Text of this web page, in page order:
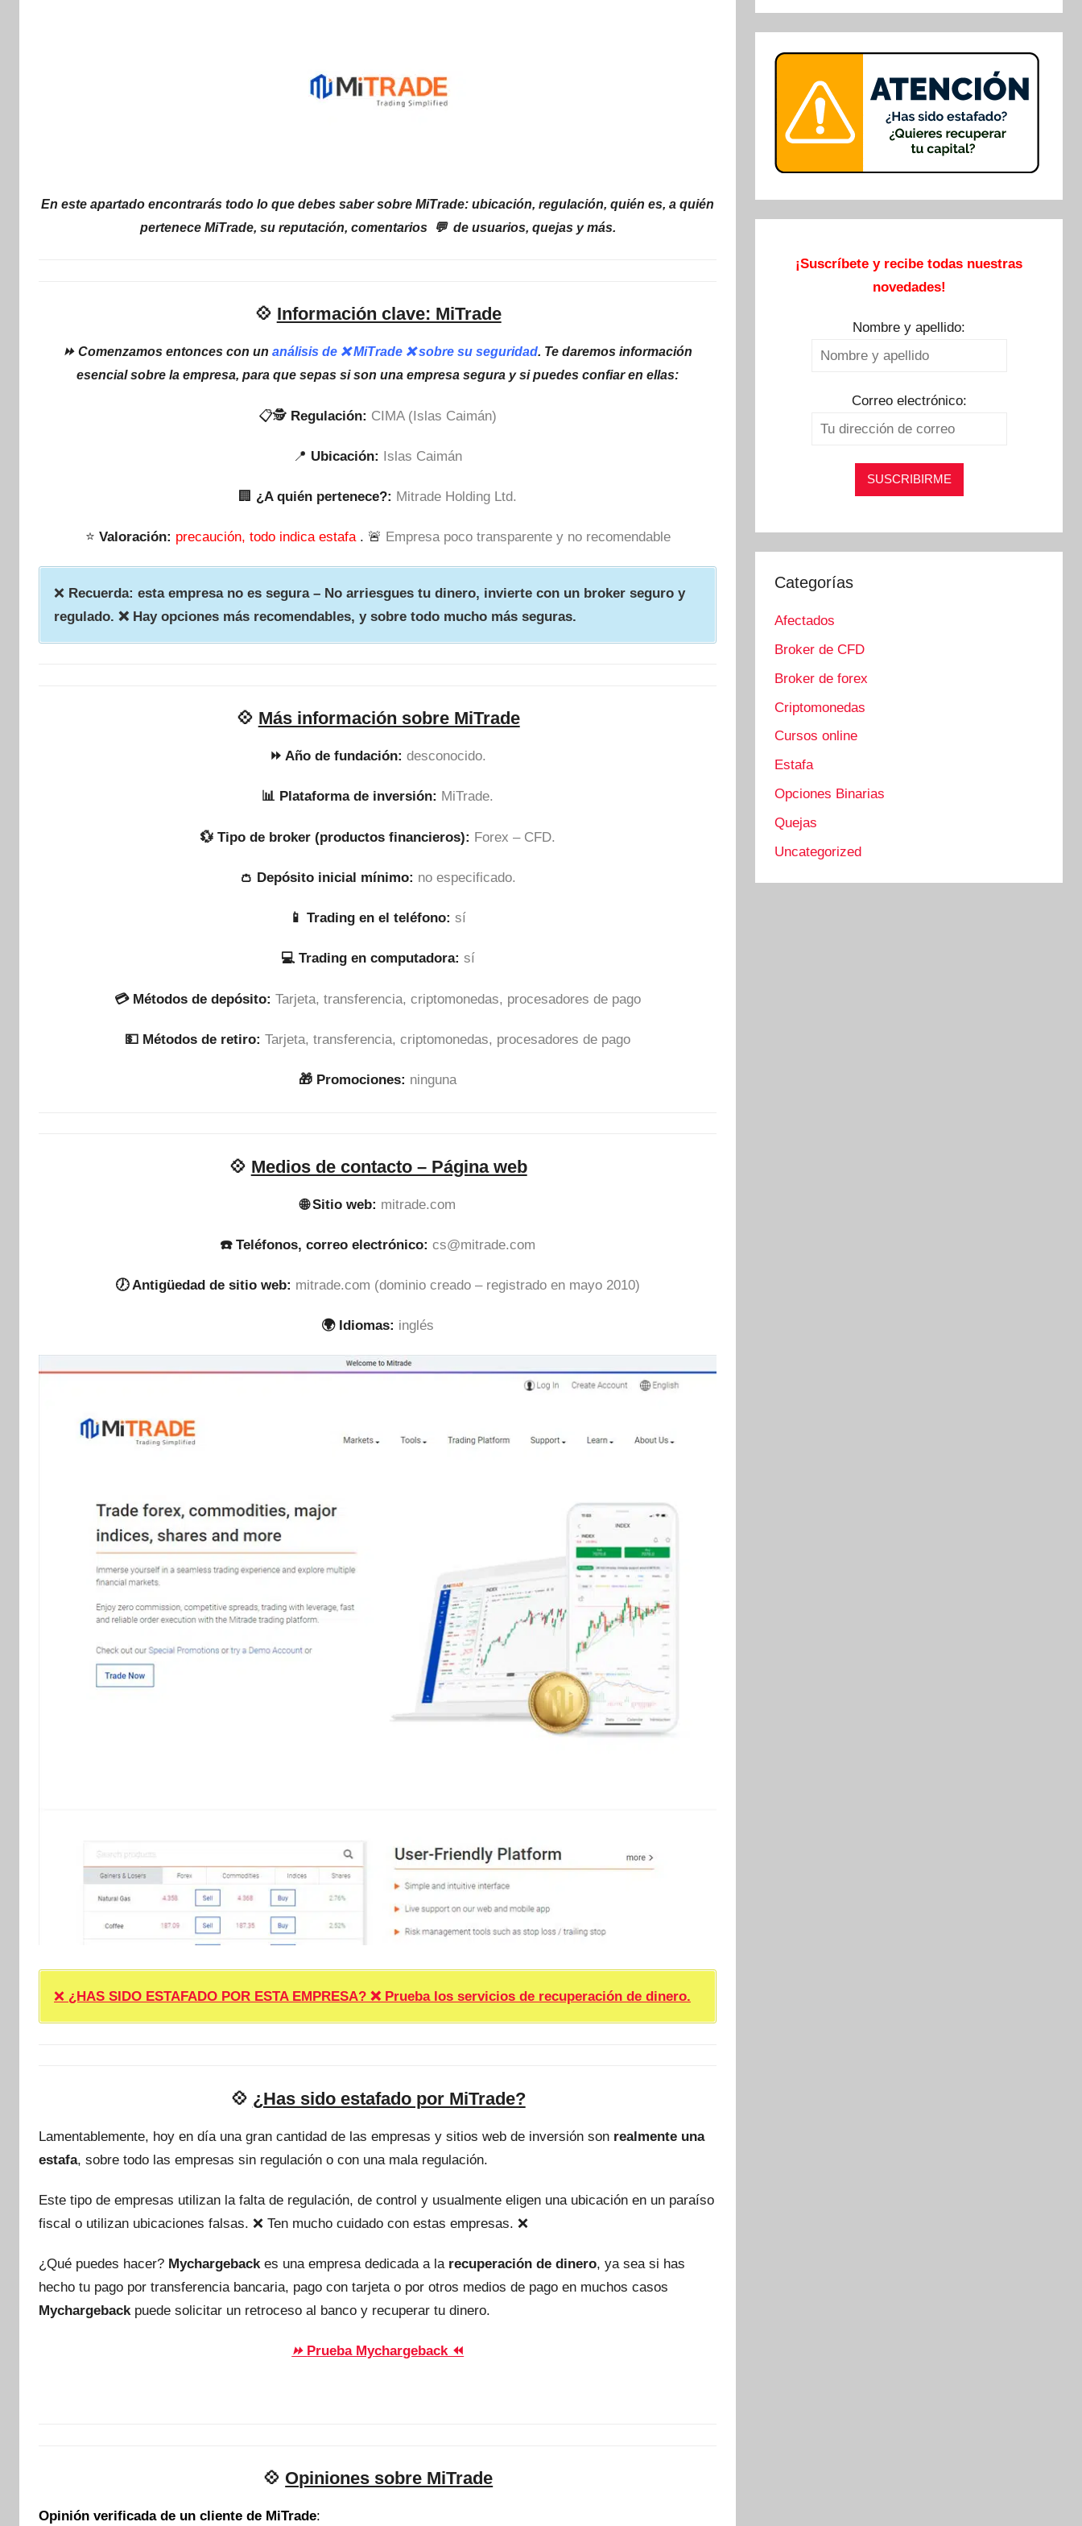
En este apartado encontrarás todo lo que debes saber sobre MiTrade: ubicación, regulación, quién es, a quién
pertenece MiTrade, su reputación, comentarios 💬 de usuarios, quejas y más.
💠 Información clave: MiTrade
⏩ Comenzamos entonces con unanálisis de ❌ MiTrade ❌ sobre su seguridad. Te daremos información
esencial sobre la empresa, para que sepas si son una empresa segura y si puedes confiar en ellas:
📋🕵 Regulación: CIMA (Islas Caimán)
📍 Ubicación: Islas Caimán
🏢 ¿A quién pertenece?: Mitrade Holding Ltd.
⭐ Valoración: precaución, todo indica estafa . 🚨 Empresa poco transparente y no recomendable
❌ Recuerda: esta empresa no es segura – No arriesgues tu dinero, invierte con un broker seguro y
regulado. ❌ Hay opciones más recomendables, y sobre todo mucho más seguras.
💠 Más información sobre MiTrade
⏩ Año de fundación: desconocido.
📊 Plataforma de inversión: MiTrade.
💱 Tipo de broker (productos financieros): Forex – CFD.
👛 Depósito inicial mínimo: no especificado.
📱 Trading en el teléfono: sí
💻 Trading en computadora: sí
💳 Métodos de depósito: Tarjeta, transferencia, criptomonedas, procesadores de pago
💵​ Métodos de retiro: Tarjeta, transferencia, criptomonedas, procesadores de pago
🎁 Promociones: ninguna
💠 Medios de contacto – Página web
🌐 Sitio web: mitrade.com
☎️ Teléfonos, correo electrónico: cs@mitrade.com
🕖 Antigüedad de sitio web: mitrade.com (dominio creado – registrado en mayo 2010)
🌍 Idiomas: inglés
❌ ¿HAS SIDO ESTAFADO POR ESTA EMPRESA? ❌ Prueba los servicios de recuperación de dinero.
💠 ¿Has sido estafado por MiTrade?
Lamentablemente, hoy en día una gran cantidad de las empresas y sitios web de inversión son realmente una
estafa, sobre todo las empresas sin regulación o con una mala regulación.
Este tipo de empresas utilizan la falta de regulación, de control y usualmente eligen una ubicación en un paraíso
fiscal o utilizan ubicaciones falsas. ❌ Ten mucho cuidado con estas empresas. ❌
¿Qué puedes hacer? Mychargebackes una empresa dedicada a la recuperación de dinero, ya sea si has
hecho tu pago por transferencia bancaria, pago con tarjeta o por otros medios de pago en muchos casos
Mychargebackpuede solicitar un retroceso al banco y recuperar tu dinero.
⏩ Prueba Mychargeback ⏪
💠 Opiniones sobre MiTrade
Opinión verificada de un cliente de MiTrade:
¡Suscríbete y recibe todas nuestras
novedades!
Nombre y apellido:
Correo electrónico:
Categorías
Afectados
Broker de CFD
Broker de forex
Criptomonedas
Cursos online
Estafa
Opciones Binarias
Quejas
Uncategorized